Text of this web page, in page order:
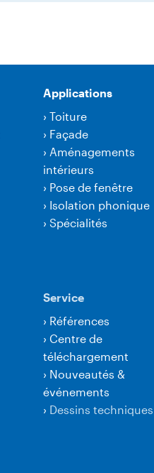
Applications
› Toiture
› Façade
› Aménagements
intérieurs
› Pose de fenêtre
› Isolation phonique
› Spécialités
Service
› Références
› Centre de
téléchargement
› Nouveautés &
événements
› Dessins techniques